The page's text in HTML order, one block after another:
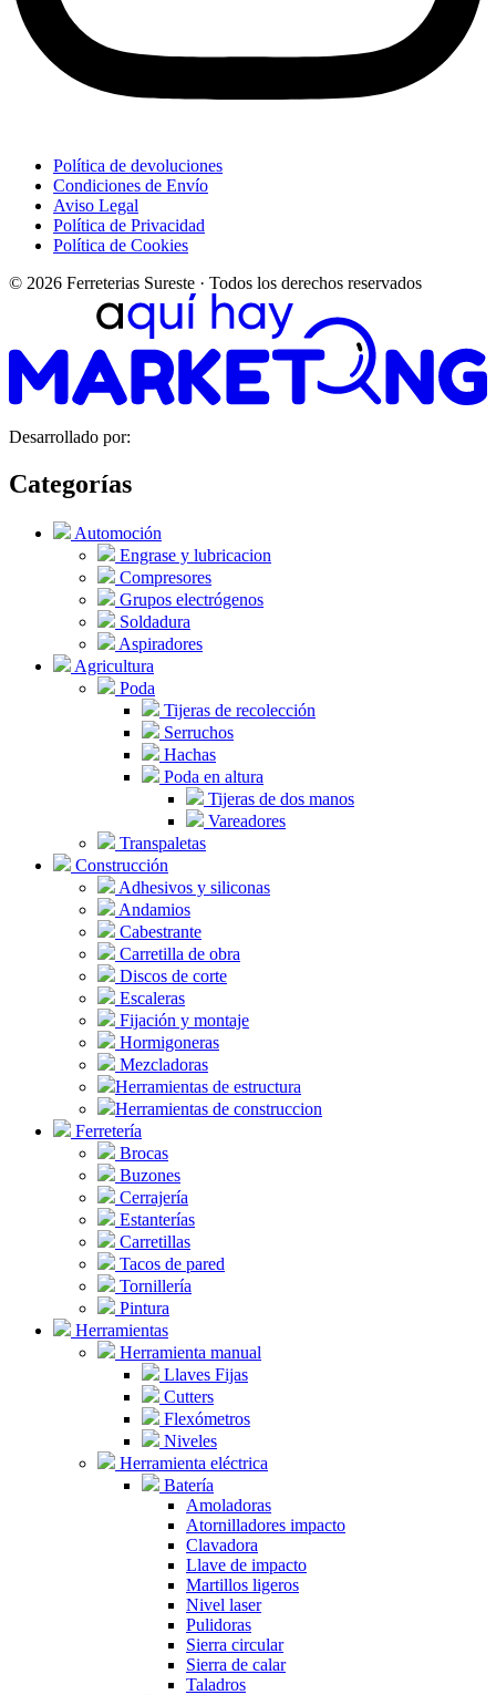
Política de devoluciones
Condiciones de Envío
Aviso Legal
Política de Privacidad
Política de Cookies
© 2026 Ferreterias Sureste · Todos los derechos reservados
Desarrollado por:
Categorías
Automoción
Engrase y lubricacion
Compresores
Grupos electrógenos
Soldadura
Aspiradores
Agricultura
Poda
Tijeras de recolección
Serruchos
Hachas
Poda en altura
Tijeras de dos manos
Vareadores
Transpaletas
Construcción
Adhesivos y siliconas
Andamios
Cabestrante
Carretilla de obra
Discos de corte
Escaleras
Fijación y montaje
Hormigoneras
Mezcladoras
Herramientas de estructura
Herramientas de construccion
Ferretería
Brocas
Buzones
Cerrajería
Estanterías
Carretillas
Tacos de pared
Tornillería
Pintura
Herramientas
Herramienta manual
Llaves Fijas
Cutters
Flexómetros
Niveles
Herramienta eléctrica
Batería
Amoladoras
Atornilladores impacto
Clavadora
Llave de impacto
Martillos ligeros
Nivel laser
Pulidoras
Sierra circular
Sierra de calar
Taladros